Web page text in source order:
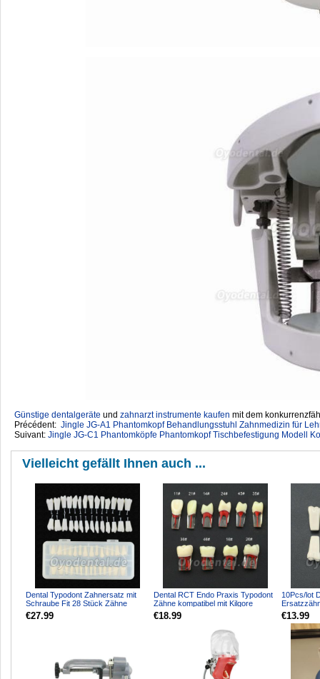
Günstige dentalgeräte ‎ und zahnarzt instrumente kaufen mit dem
Précédent: Jingle JG-A1 Phantomkopf Behandlungsstuhl Zahnmedizin für
Suivant: Jingle JG-C1 Phantomköpfe Phantomkopf Tischbefestigung Modell
Vielleicht gefällt Ihnen auch ...
Dental Typodont Zahnersatz mit
Schraube Fit 28 Stück Zähne
Frasaco ANA-4 Typodon...
€27.99
Dental RCT Endo Praxis Typodont
Zähne kompatibel mit Kilgore
Nissin
€18.99
10Pcs/lot
Columbia
€13.99